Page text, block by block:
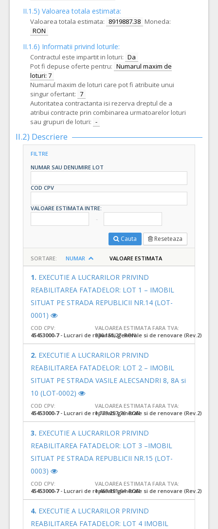
II.1.5) Valoarea totala estimata:
Valoarea totala estimata: 8919887.38 Moneda:
RON
II.1.6) Informatii privind loturile:
Contractul este impartit in loturi: Da
Pot fi depuse oferte pentru: Numarul maxim de
loturi: 7
Numarul maxim de loturi care pot fi atribuite unui
singur ofertant: 7
Autoritatea contractanta isi rezerva dreptul de a
atribui contracte prin combinarea urmatoarelor loturi
sau grupuri de loturi: -
II.2) Descriere
FILTRE
NUMAR SAU DENUMIRE LOT
COD CPV
VALOARE ESTIMATA INTRE:
Cauta Reseteaza
SORTARE: NUMAR VALOARE ESTIMATA
1. EXECUTIE A LUCRARILOR PRIVIND
REABILITAREA FATADELOR: LOT 1 – IMOBIL
SITUAT PE STRADA REPUBLICII NR.14 (LOT-
0001)
COD CPV:
45453000-7- Lucrari de reparatii generale si de renovare (Rev.2)
VALOAREA ESTIMATA FARA TVA:
936.151,27 RON
2. EXECUTIE A LUCRARILOR PRIVIND
REABILITAREA FATADELOR: LOT 2 – IMOBIL
SITUAT PE STRADA VASILE ALECSANDRI 8, 8A si
10 (LOT-0002)
COD CPV:
45453000-7- Lucrari de reparatii generale si de renovare (Rev.2)
VALOAREA ESTIMATA FARA TVA:
1.779.257,76 RON
3. EXECUTIE A LUCRARILOR PRIVIND
REABILITAREA FATADELOR: LOT 3 –IMOBIL
SITUAT PE STRADA REPUBLICII NR.15 (LOT-
0003)
COD CPV:
45453000-7- Lucrari de reparatii generale si de renovare (Rev.2)
VALOAREA ESTIMATA FARA TVA:
1.469.191,64 RON
4. EXECUTIE A LUCRARILOR PRIVIND
REABILITAREA FATADELOR: LOT 4 IMOBIL